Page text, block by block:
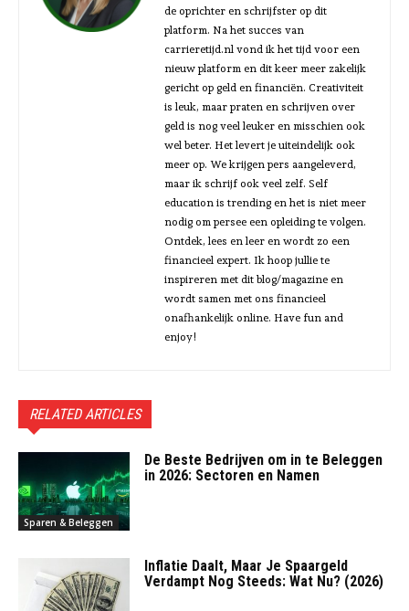
de oprichter en schrijfster op dit
platform. Na het succes van
carrieretijd.nl vond ik het tijd voor een
nieuw platform en dit keer meer zakelijk
gericht op geld en financiën. Creativiteit
is leuk, maar praten en schrijven over
geld is nog veel leuker en misschien ook
wel beter. Het levert je uiteindelijk ook
meer op. We krijgen pers aangeleverd,
maar ik schrijf ook veel zelf. Self
education is trending en het is niet meer
nodig om persee een opleiding te volgen.
Ontdek, lees en leer en wordt zo een
financieel expert. Ik hoop jullie te
inspireren met dit blog/magazine en
wordt samen met ons financieel
onafhankelijk online. Have fun and
enjoy!
RELATED ARTICLES
Sparen & Beleggen
De Beste Bedrijven om in te Beleggen
in 2026: Sectoren en Namen
Inflatie Daalt, Maar Je Spaargeld
Verdampt Nog Steeds: Wat Nu? (2026)